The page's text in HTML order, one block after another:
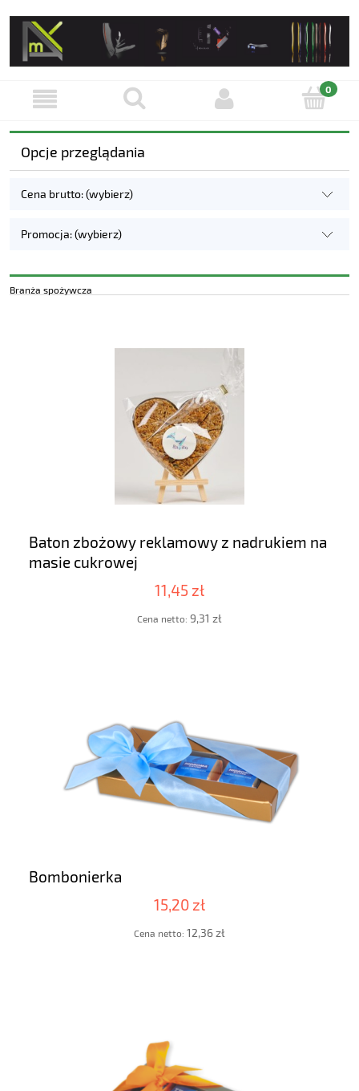
Opcje przeglądania
Cena brutto: (wybierz)
Promocja: (wybierz)
Branża spożywcza
Baton zbożowy reklamowy z nadrukiem na
masie cukrowej
11,45 zł
Cena netto: 9,31 zł
Bombonierka
15,20 zł
Cena netto: 12,36 zł